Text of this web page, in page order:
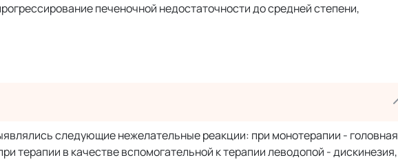
печеночной недостаточности до средней степени,
следующие нежелательные реакции: при монотерапии - головная
терапии в качестве вспомогательной к терапии леводопой - дискинезия,